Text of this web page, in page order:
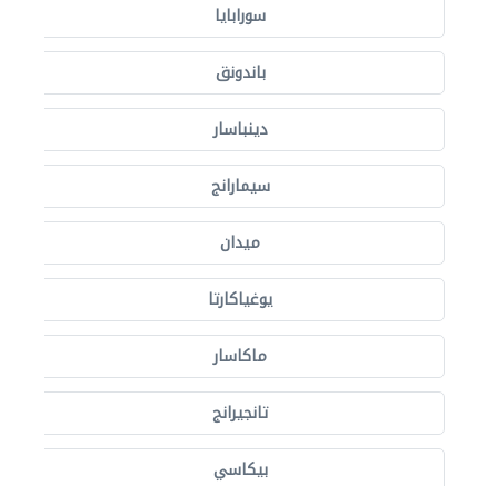
سورابايا
باندونق
دينباسار
سيمارانج
ميدان
يوغياكارتا
ماكاسار
تانجيرانج
بيكاسي